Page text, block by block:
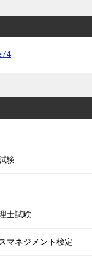
験
士試験
マネジメント検定